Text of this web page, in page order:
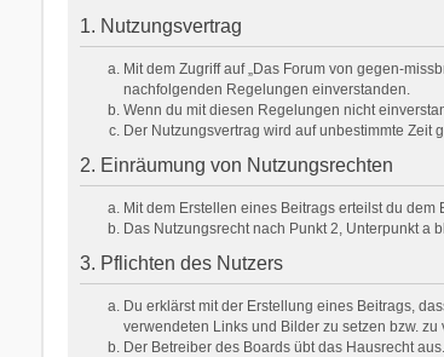
1. Nutzungsvertrag
Mit dem Zugriff auf „Das Forum von gegen-
nachfolgenden Regelungen einverstanden.
Wenn du mit diesen Regelungen nicht
Der Nutzungsvertrag wird auf unbestimmte
2. Einräumung von Nutzungsrechten
Mit dem Erstellen eines Beitrags erteilst du
Das Nutzungsrecht nach Punkt 2, Unterpunkt a
3. Pflichten des Nutzers
Du erklärst mit der Erstellung eines Beitrags,
verwendeten Links und Bilder zu setzen bzw. zu
Der Betreiber des Boards übt das Hausrecht